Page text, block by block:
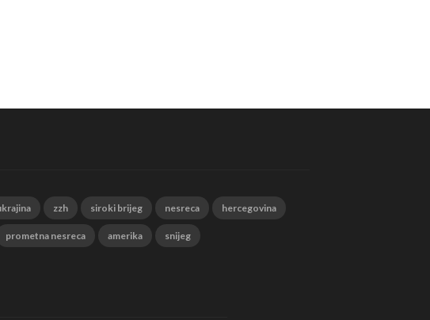
zzh siroki brijeg nesreca hercegovina
prometna nesreca amerika snijeg